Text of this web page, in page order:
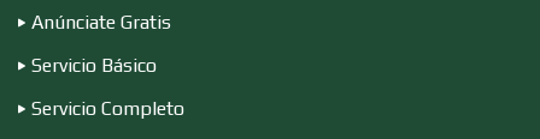
Desperdicios Industriales
Dulcerías
Anúnciate Gratis
Servicio Básico
Servicio Completo